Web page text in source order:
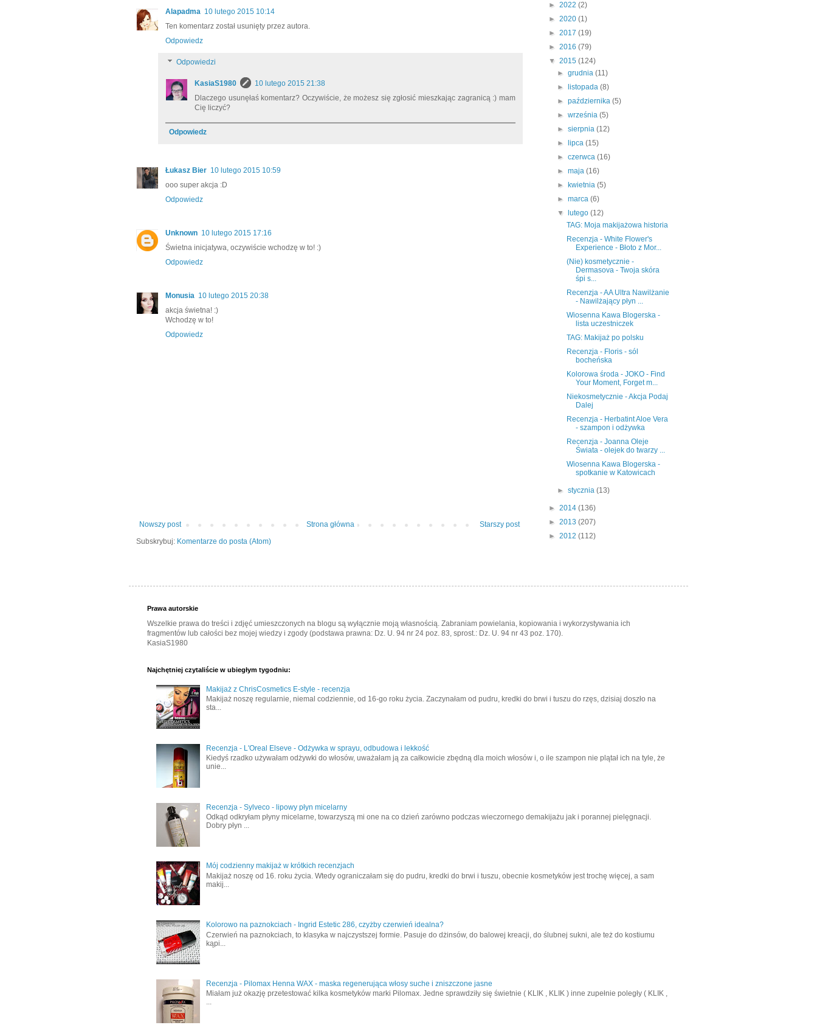
Alapadma 10 lutego 2015 10:14
Ten komentarz został usunięty przez autora.
Odpowiedz
Odpowiedzi
KasiaS1980
10 lutego 2015 21:38
Dlaczego usunęłaś komentarz? Oczywiście, że możesz się zgłosić mieszkając zagranicą :) mam
Cię liczyć?
Odpowiedz
Łukasz Bier 10 lutego 2015 10:59
ooo super akcja :D
Odpowiedz
Unknown 10 lutego 2015 17:16
Świetna inicjatywa, oczywiście wchodzę w to! :)
Odpowiedz
Monusia 10 lutego 2015 20:38
akcja świetna! :)
Wchodzę w to!
Odpowiedz
Nowszy post Starszy post
Strona główna
Subskrybuj: Komentarze do posta (Atom)
► 2022 (2)
► 2020 (1)
► 2017 (19)
► 2016 (79)
▼ 2015 (124)
►grudnia(11)
►
listopada(8)
►października(5)
►września(5)
►sierpnia(12)
►
lipca(15)
►czerwca(16)
►maja(16)
►
kwietnia(5)
►marca(6)
▼
lutego(12)
TAG: Moja makijażowa historia
Recenzja - White Flower's
Experience - Błoto z Mor...
(Nie) kosmetycznie -
Dermasova - Twoja skóra
śpi s...
Recenzja - AA Ultra Nawilżanie
- Nawilżający płyn ...
Wiosenna Kawa Blogerska -
lista uczestniczek
TAG: Makijaż po polsku
Recenzja - Floris - sól
bocheńska
Kolorowa środa - JOKO - Find
Your Moment, Forget m...
Niekosmetycznie - Akcja Podaj
Dalej
Recenzja - Herbatint Aloe Vera
- szampon i odżywka
Recenzja - Joanna Oleje
Świata - olejek do twarzy ...
Wiosenna Kawa Blogerska -
spotkanie w Katowicach
►stycznia(13)
► 2014 (136)
► 2013 (207)
► 2012 (112)
Prawa autorskie
Wszelkie prawa do treści i zdjęć umieszczonych na blogu są wyłącznie moją własnością. Zabraniam powielania, kopiowania i wykorzystywania ich
fragmentów lub całości bez mojej wiedzy i zgody (podstawa prawna: Dz. U. 94 nr 24 poz. 83, sprost.: Dz. U. 94 nr 43 poz. 170).
KasiaS1980
Najchętniej czytaliście w ubiegłym tygodniu:
Makijaż z ChrisCosmetics E-style - recenzja
Makijaż noszę regularnie, niemal codziennie, od 16-go roku życia. Zaczynałam od pudru, kredki do brwi i tuszu do rzęs, dzisiaj doszło na
sta...
Recenzja - L'Oreal Elseve - Odżywka w sprayu, odbudowa i lekkość
Kiedyś rzadko używałam odżywki do włosów, uważałam ją za całkowicie zbędną dla moich włosów i, o ile szampon nie plątał ich na tyle, że
unie...
Recenzja - Sylveco - lipowy płyn micelarny
Odkąd odkryłam płyny micelarne, towarzyszą mi one na co dzień zarówno podczas wieczornego demakijażu jak i porannej pielęgnacji.
Dobry płyn ...
Mój codzienny makijaż w krótkich recenzjach
Makijaż noszę od 16. roku życia. Wtedy ograniczałam się do pudru, kredki do brwi i tuszu, obecnie kosmetyków jest trochę więcej, a sam
makij...
Kolorowo na paznokciach - Ingrid Estetic 286, czyżby czerwień idealna?
Czerwień na paznokciach, to klasyka w najczystszej formie. Pasuje do dżinsów, do balowej kreacji, do ślubnej sukni, ale też do kostiumu
kąpi...
Recenzja - Pilomax Henna WAX - maska regenerująca włosy suche i zniszczone jasne
Miałam już okazję przetestować kilka kosmetyków marki Pilomax. Jedne sprawdziły się świetnie ( KLIK , KLIK ) inne zupełnie poległy ( KLIK ,
...